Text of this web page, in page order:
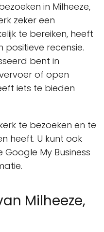
in Milheeze,
zeker een
te bereiken, heeft
positieve recensie.
bent in
of open
iets te bieden
te bezoeken en te
heeft. U kunt ook
My Business
Milheeze,